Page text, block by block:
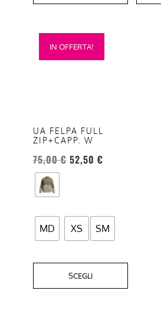
IN OFFERTA!
UA FELPA FULL
ZIP+CAPP. W
75,00€ 52,50 €
MD XS SM
SCEGLI
Questo
prodotto
opzioni
possono
essere
scelte
nella
del
prodotto